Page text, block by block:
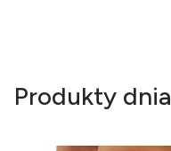
Produkty dnia